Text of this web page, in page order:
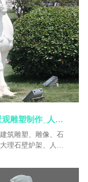
的层次、不好的层
硬度、花色、纹理
差万别。
汉白玉石雕定制_户外大型石雕_景观雕塑制作_人物石雕像_名人雕像制作
筑雕塑、雕像、石
理石壁炉架、人物
、墓碑、仿古雕塑
法圆润细腻，纹式